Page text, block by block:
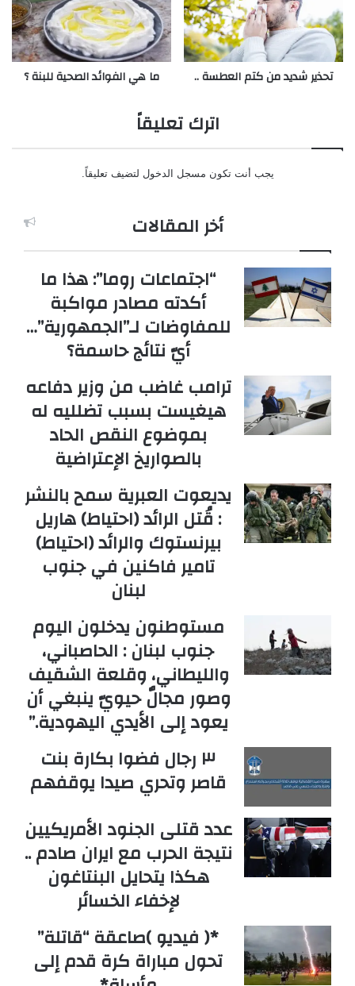
تحذير شديد من كتم العطسة .. ما هي الفوائد الصحية للبنة ؟
اترك تعليقاً
يجب أنت تكون مسجل الدخول لتضيف تعليقاً.
أخر المقالات
“اجتماعات روما”: هذا ما
أكدته مصادر مواكبة
للمفاوضات لـ”الجمهورية”…
أيّ نتائج حاسمة؟
ترامب غاضب من وزير دفاعه
هيغيست بسبب تضلليه له
بموضوع النقص الحاد
بالصواريخ الإعتراضية
يديعوت العبرية سمح بالنشر
: قُتل الرائد (احتياط) هاريل
بيرنستوك والرائد (احتياط)
تامير فاكنين في جنوب
لبنان
مستوطنون يدخلون اليوم
جنوب لبنان : الحاصباني،
والليطاني، وقلعة الشقيف
وصور مجالٌ حيويّ ينبغي أن
يعود إلى الأيدي اليهودية.”
٣ رجال فضوا بكارة بنت
قاصر وتحري صيدا يوقفهم
عدد قتلى الجنود الأمريكيين
نتيجة الحرب مع ايران صادم ..
هكذا يتحايل البنتاغون
لإخفاء الخسائر
*( فيديو )صاعقة “قاتلة”
تحول مباراة كرة قدم إلى